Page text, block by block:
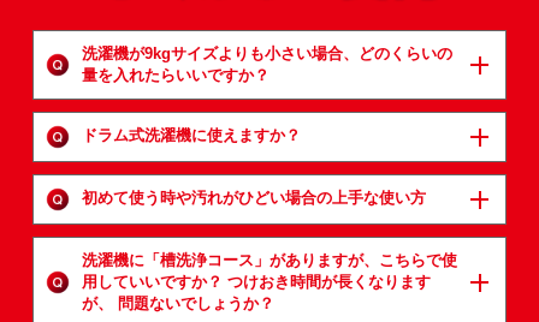
洗濯機が9kgサイズよりも小さい場合、どのくらいの
量を入れたらいいですか？
ドラム式洗濯機に使えますか？
初めて使う時や汚れがひどい場合の上手な使い方
洗濯機に「槽洗浄コース」がありますが、こちらで使
用していいですか？ つけおき時間が長くなります
が、 問題ないでしょうか？